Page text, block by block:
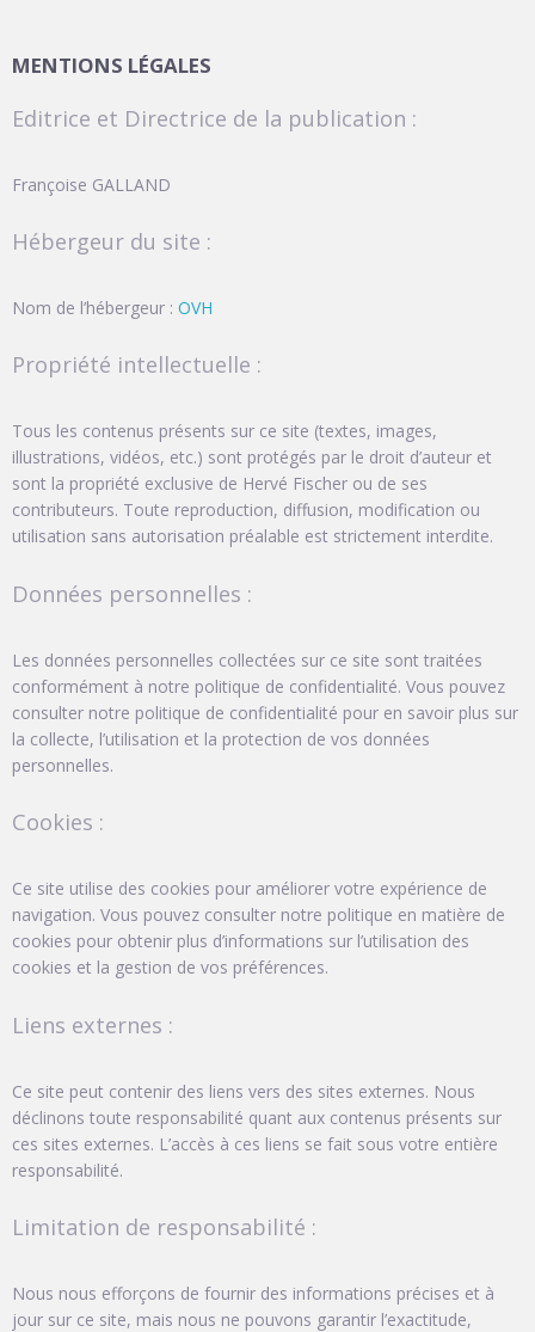
MENTIONS LÉGALES
Editrice et Directrice de la publication :
Françoise GALLAND
Hébergeur du site :
Nom de l’hébergeur : OVH
Propriété intellectuelle :
Tous les contenus présents sur ce site (textes, images,
illustrations, vidéos, etc.) sont protégés par le droit d’auteur et
sont la propriété exclusive de Hervé Fischer ou de ses
contributeurs. Toute reproduction, diffusion, modification ou
utilisation sans autorisation préalable est strictement interdite.
Données personnelles :
Les données personnelles collectées sur ce site sont traitées
conformément à notre politique de confidentialité. Vous pouvez
consulter notre politique de confidentialité pour en savoir plus sur
la collecte, l’utilisation et la protection de vos données
personnelles.
Cookies :
Ce site utilise des cookies pour améliorer votre expérience de
navigation. Vous pouvez consulter notre politique en matière de
cookies pour obtenir plus d’informations sur l’utilisation des
cookies et la gestion de vos préférences.
Liens externes :
Ce site peut contenir des liens vers des sites externes. Nous
déclinons toute responsabilité quant aux contenus présents sur
ces sites externes. L’accès à ces liens se fait sous votre entière
responsabilité.
Limitation de responsabilité :
Nous nous efforçons de fournir des informations précises et à
jour sur ce site, mais nous ne pouvons garantir l’exactitude,